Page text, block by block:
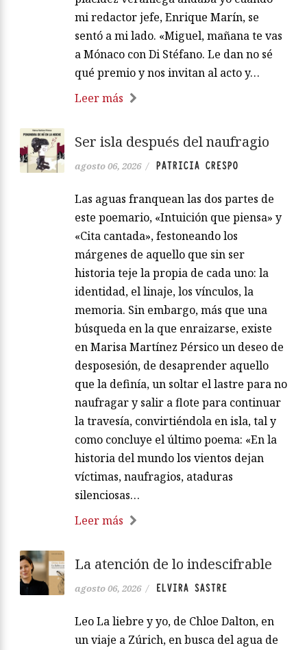
mi redactor jefe, Enrique Marín, se
sentó a mi lado. «Miguel, mañana te vas
a Mónaco con Di Stéfano. Le dan no sé
qué premio y nos invitan al acto y…
Leer más
Ser isla después del naufragio
agosto 06, 2026 / PATRICIA CRESPO
Las aguas franquean las dos partes de
este poemario, «Intuición que piensa» y
«Cita cantada», festoneando los
márgenes de aquello que sin ser
historia teje la propia de cada uno: la
identidad, el linaje, los vínculos, la
memoria. Sin embargo, más que una
búsqueda en la que enraizarse, existe
en Marisa Martínez Pérsico un deseo de
desposesión, de desaprender aquello
que la definía, un soltar el lastre para no
naufragar y salir a flote para continuar
la travesía, convirtiéndola en isla, tal y
como concluye el último poema: «En la
historia del mundo los vientos dejan
víctimas, naufragios, ataduras
silenciosas…
Leer más
La atención de lo indescifrable
agosto 06, 2026 / ELVIRA SASTRE
Leo La liebre y yo, de Chloe Dalton, en
un viaje a Zúrich, en busca del agua de